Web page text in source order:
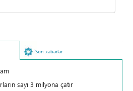
Son xəbərlər
sayı 3 milyona çatır